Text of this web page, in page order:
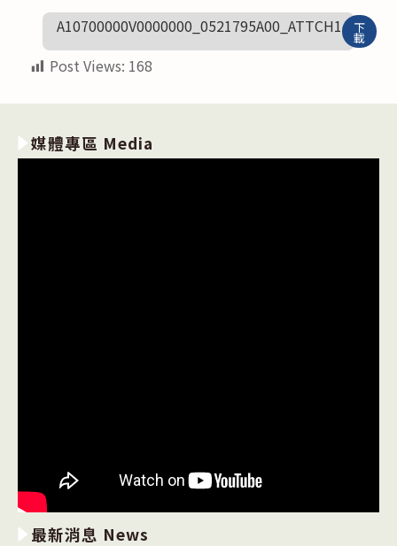
A10700000V0000000_0521795A00_ATTCH1
下
載
Post Views: 168
媒體專區 Media
最新消息 News